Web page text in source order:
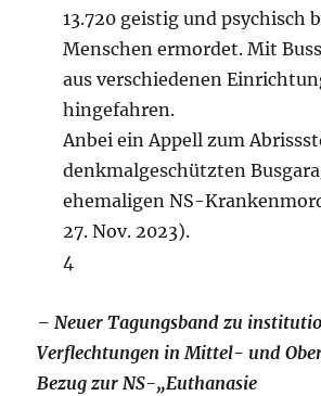
13.720 geistig und psychisch
Menschen ermordet. Mit
aus verschiedenen
hingefahren.
Anbei ein Appell zum
denkmalgeschützten
ehemaligen NS-
27. Nov. 2023).
4
– Neuer Tagungsband zu
Verflechtungen in Mittel- und
Bezug zur NS-„Euthanasie